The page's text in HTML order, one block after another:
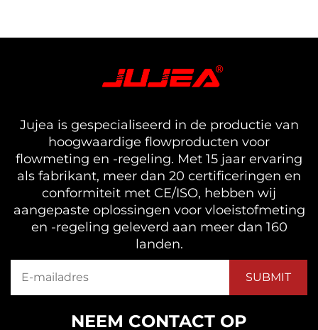
Jujea is gespecialiseerd in de productie van
hoogwaardige flowproducten voor
flowmeting en -regeling. Met 15 jaar ervaring
als fabrikant, meer dan 20 certificeringen en
conformiteit met CE/ISO, hebben wij
aangepaste oplossingen voor vloeistofmeting
en -regeling geleverd aan meer dan 160
landen.
NEEM CONTACT OP